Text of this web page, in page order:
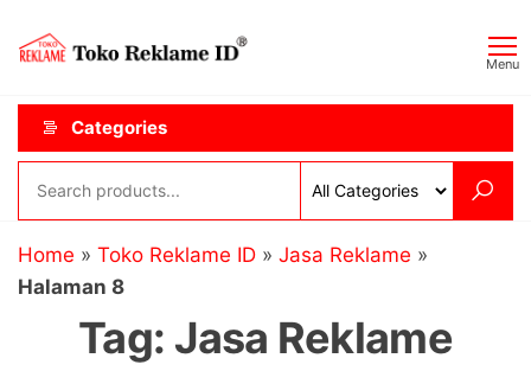
content
ID
Menu
Categories
Home » Toko Reklame ID » Jasa Reklame »
Halaman 8
Tag: Jasa Reklame